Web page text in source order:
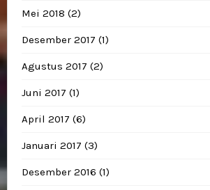
Mei 2018 (2)
Desember 2017 (1)
Agustus 2017 (2)
Juni 2017 (1)
April 2017 (6)
Januari 2017 (3)
Desember 2016 (1)